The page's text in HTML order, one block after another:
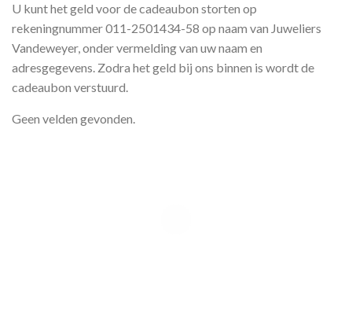
U kunt het geld voor de cadeaubon storten op
rekeningnummer 011-2501434-58 op naam van Juweliers
Vandeweyer, onder vermelding van uw naam en
adresgegevens. Zodra het geld bij ons binnen is wordt de
cadeaubon verstuurd.
Geen velden gevonden.